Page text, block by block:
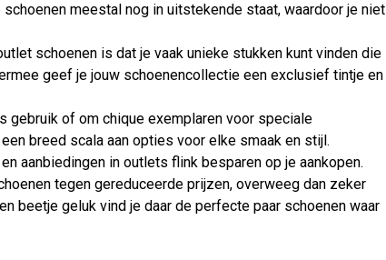
meestal nog in uitstekende staat, waardoor je niet
schoenen is dat je vaak unieke stukken kunt vinden die
geef je jouw schoenencollectie een exclusief tintje en
gebruik of om chique exemplaren voor speciale
breed scala aan opties voor elke smaak en stijl.
aanbiedingen in outlets flink besparen op je aankopen.
tegen gereduceerde prijzen, overweeg dan zeker
beetje geluk vind je daar de perfecte paar schoenen waar